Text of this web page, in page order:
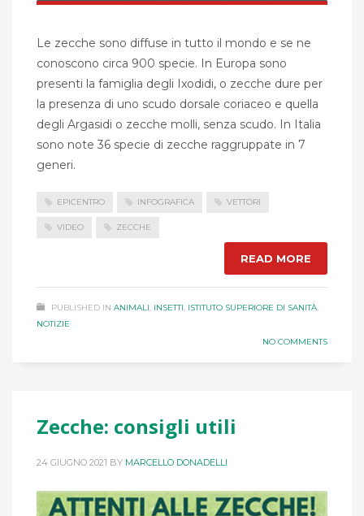
Le zecche sono diffuse in tutto il mondo e se ne
conoscono circa 900 specie. In Europa sono
presenti la famiglia degli Ixodidi, o zecche dure per
la presenza di uno scudo dorsale coriaceo e quella
degli Argasidi o zecche molli, senza scudo. In Italia
sono note 36 specie di zecche raggruppate in 7
generi.
EPICENTRO INFOGRAFICA VETTORI
VIDEO ZECCHE
READ MORE
PUBLISHED IN ANIMALI, INSETTI, ISTITUTO SUPERIORE DI SANITÀ,
NOTIZIE
NO COMMENTS
Zecche: consigli utili
24 GIUGNO 2021 BY MARCELLO DONADELLI